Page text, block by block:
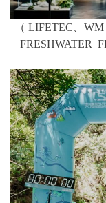
（ LIFETEC、
FRESHWATER